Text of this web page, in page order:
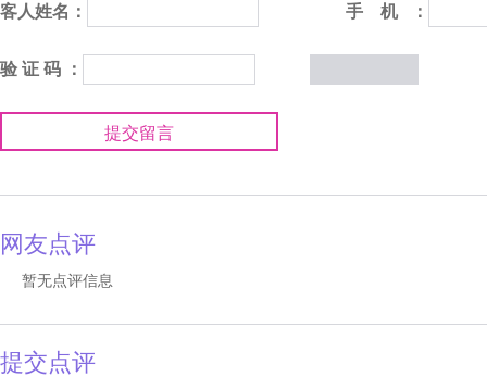
客人姓名： 手 机 ：
验 证 码 ：
提交留言
网友点评
暂无点评信息
提交点评